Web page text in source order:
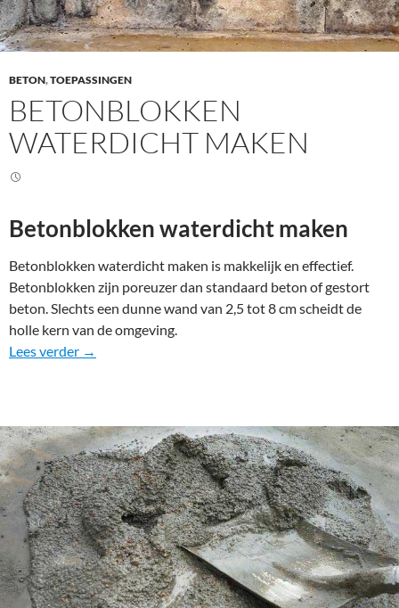
BETON,TOEPASSINGEN
BETONBLOKKEN
WATERDICHT MAKEN
Betonblokken waterdicht maken
Betonblokken waterdicht maken is makkelijk en effectief.
Betonblokken zijn poreuzer dan standaard beton of gestort
beton. Slechts een dunne wand van 2,5 tot 8 cm scheidt de
holle kern van de omgeving.
Lees verder Betonblokken waterdicht maken
→